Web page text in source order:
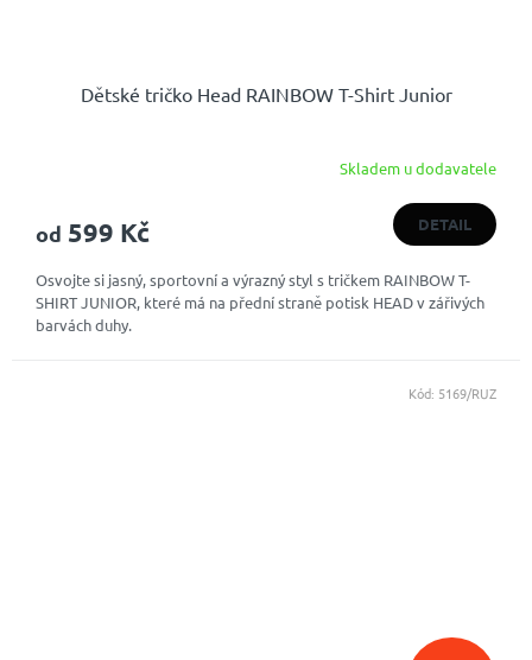
Dětské tričko Head RAINBOW T-Shirt Junior
Skladem u dodavatele
od 599 Kč DETAIL
Osvojte si jasný, sportovní a výrazný styl s tričkem RAINBOW T-
SHIRT JUNIOR, které má na přední straně potisk HEAD v zářivých
barvách duhy.
Kód: 5169/RUZ